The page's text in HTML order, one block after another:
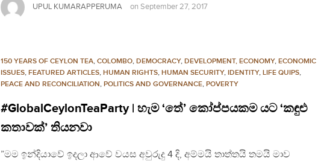
UPUL KUMARAPPERUMA on September 27, 2017
150 YEARS OF CEYLON TEA, COLOMBO, DEMOCRACY, DEVELOPMENT, ECONOMY, ECONOMIC
ISSUES, FEATURED ARTICLES, HUMAN RIGHTS, HUMAN SECURITY, IDENTITY, LIFE QUIPS,
PEACE AND RECONCILIATION, POLITICS AND GOVERNANCE, POVERTY
#GlobalCeylonTeaParty | හැම ‘තේ’ කෝප්පයකම යට ‘කඳුළු
කතාවක්’ තියනවා
”මම ඉන්දියාවේ ඉදලා ආවේ වයස අවුරුදු 4 දි, අම්මයි තාත්තයි තමයි මාව